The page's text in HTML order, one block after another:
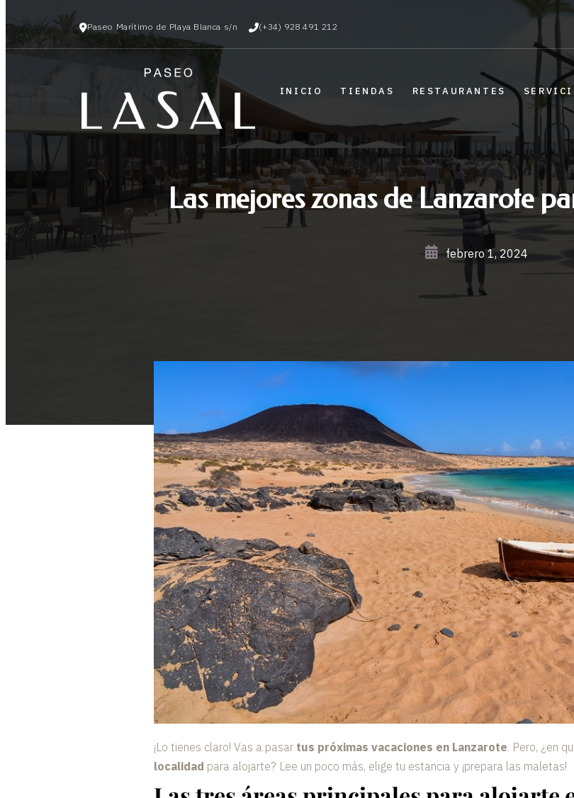
Paseo Marítimo de Playa Blanca s/n (+34) 928 491 212
INICIO TIENDAS RESTAURANTES
Las mejores zonas de Lanzarote
febrero 1, 2024
¡Lo tienes claro! Vas a pasar tus próximas vacaciones en Lanzarote. Pero, ¿en
localidad para alojarte? Lee un poco más, elige tu estancia y ¡prepara las maletas!